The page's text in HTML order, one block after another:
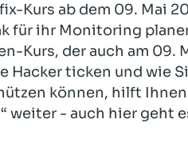
Kurs ab dem 09. Mai
für ihr Monitoring
Kurs, der auch am 09.
Hacker ticken und wie
können, hilft
weiter - auch hier geht